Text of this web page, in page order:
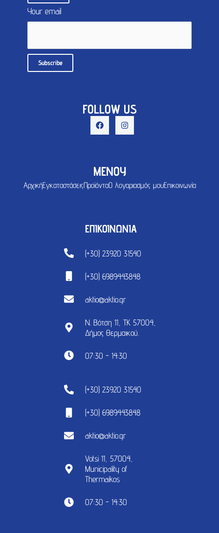
Your email
FOLLOW US
ΜΕΝΟΥ
ΑρχικήΕγκαταστάσειςΠροϊόνταΟ λογαριασμός μουΕπικοινωνία
ΕΠΙΚΟΙΝΩΝΙΑ
(+30) 23920 31540
(+30) 6989443848
aktio@aktio.gr
Ν. Βότση 11, ΤΚ 57004,
Δήμος Θερμαικού.
07:30 - 14:30
(+30) 23920 31540
(+30) 6989443848
aktio@aktio.gr
Votsi 11, 57004,
Municipality of
Thermaikos
07:30 - 14:30